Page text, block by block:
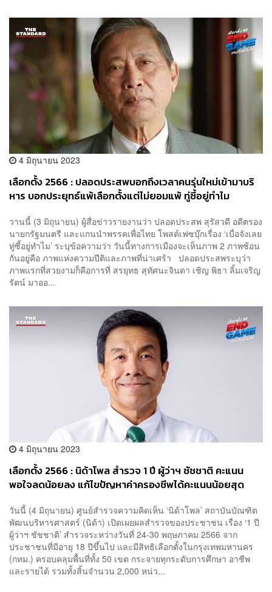
4 มิถุนายน 2023
เลือกตั้ง 2566 : ปลอดประสพบอกถึงเวลาคนรุ่นใหม่เข้ามาบริ
หาร บอกประยุทธ์แพ้เลือกตั้งแต่ไม่ยอมแพ้ ทู่ซี้อยู่ทำไม
วานนี้ (3 มิถุนายน) ผู้สื่อข่าวรายงานว่า ปลอดประสพ สุรัสวดี อดีตรอง
นายกรัฐมนตรี และแกนนำพรรคเพื่อไทย โพสต์เฟซบุ๊กเรื่อง ‘เบื่อจังเลย
ทู่ซี้อยู่ทำไม’ ระบุข้อความว่า วันนี้ทางการเมืองจะเห็นภาพ 2 ภาพซ้อน
กันอยู่คือ ภาพแห่งความปีติและภาพที่น่าเศร้า ปลอดประสพระบุว่า
ภาพแรกที่สวยงามก็คือการที่ สรยุทธ สุทัศนะจินดา เชิญ พิธา ลิ้มเจริญ
รัตน์ มาออ...
4 มิถุนายน 2023
เลือกตั้ง 2566 : นิด้าโพล สำรวจ 1 ปี ผู้ว่าฯ ชัชชาติ คะแนน
พอใจลดน้อยลง แก้ไขปัญหาค่าครองชีพได้คะแนนน้อยสุด
วันนี้ (4 มิถุนายน) ศูนย์สำรวจความคิดเห็น ‘นิด้าโพล’ สถาบันบัณฑิต
พัฒนบริหารศาสตร์ (นิด้า) เปิดเผยผลสำรวจของประชาชน เรื่อง ‘1 ปี
ผู้ว่าฯ ชัชชาติ’ สำรวจระหว่างวันที่ 24-30 พฤษภาคม 2566 จาก
ประชาชนที่มีอายุ 18 ปีขึ้นไป และมีสิทธิเลือกตั้งในกรุงเทพมหานคร
(กทม.) ครอบคลุมพื้นที่ทั้ง 50 เขต กระจายทุกระดับการศึกษา อาชีพ
และรายได้ รวมทั้งสิ้นจำนวน 2,000 หน่ว...